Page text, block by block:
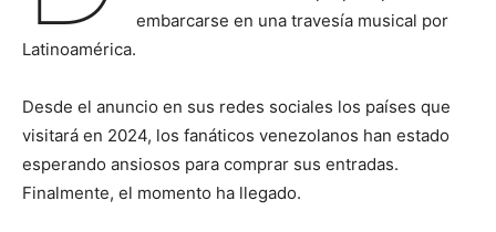
embarcarse en una travesía musical por
Latinoamérica.
Desde el anuncio en sus redes sociales los países que
visitará en 2024, los fanáticos venezolanos han estado
esperando ansiosos para comprar sus entradas.
Finalmente, el momento ha llegado.